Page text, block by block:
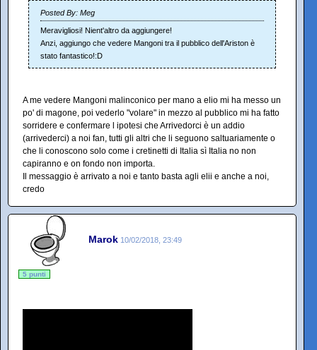
Posted By: Meg
Meravigliosi! Nient'altro da aggiungere!
Anzi, aggiungo che vedere Mangoni tra il pubblico dell'Ariston è
stato fantastico!:D
A me vedere Mangoni malinconico per mano a elio mi ha messo un
po' di magone, poi vederlo "volare" in mezzo al pubblico mi ha fatto
sorridere e confermare l ipotesi che Arrivedorci è un addio
(arrivederci) a noi fan, tutti gli altri che li seguono saltuariamente o
che li conoscono solo come i cretinetti di Italia sì Italia no non
capiranno e on fondo non importa.
Il messaggio è arrivato a noi e tanto basta agli elii e anche a noi,
credo
Marok 10/02/2018, 23:49
5 punti